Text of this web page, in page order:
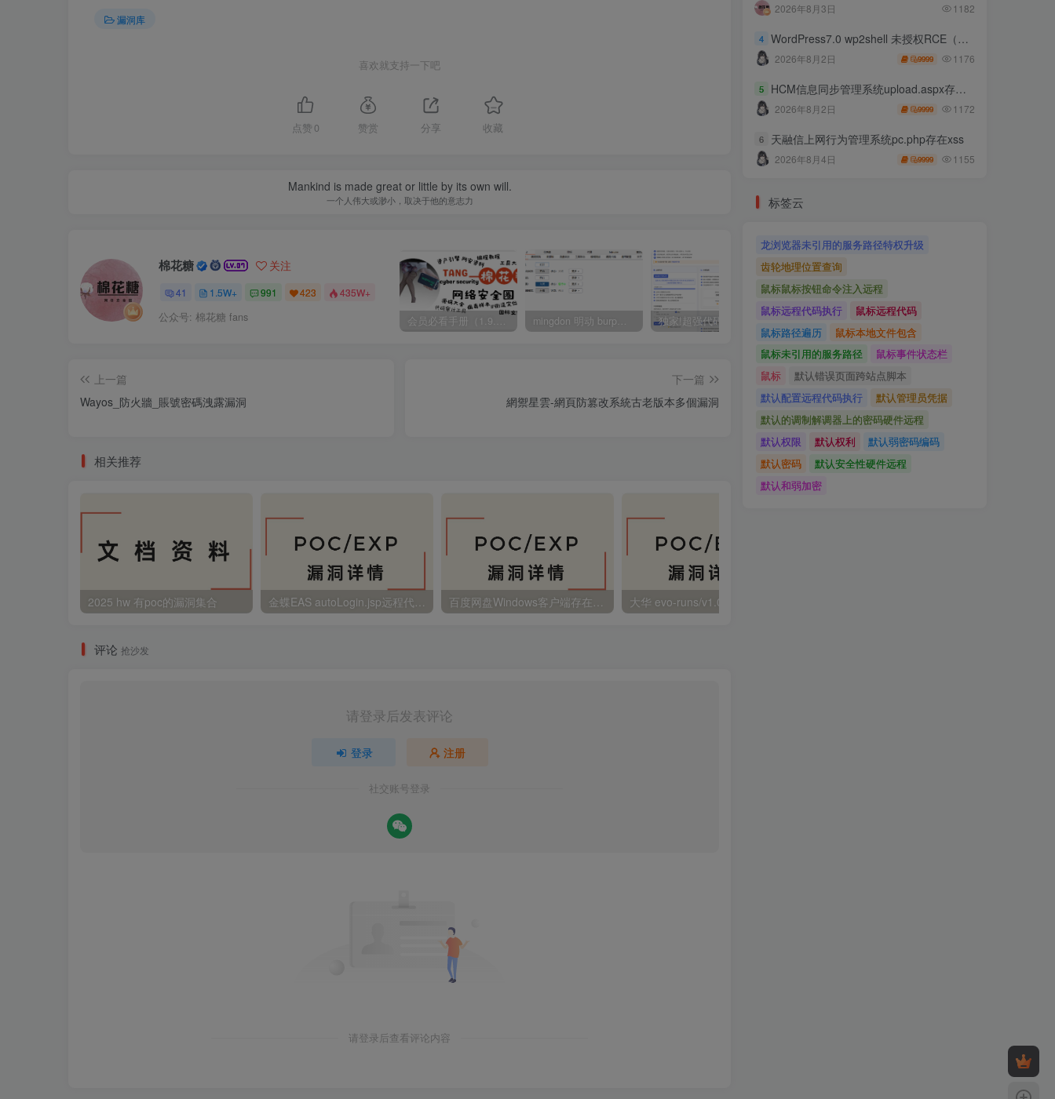
漏洞库
喜欢就支持一下吧
点赞 0 赞赏 分享 收藏
Mankind is made great or little by its own will.
一个人伟大或渺小，取决于他的意志力
棉花糖 关注
41 1.5W+ 991 423 435W+
公众号: 棉花糖 fans 2025 hw 有poc的漏洞集合
上一篇
Wayos_防火牆_賬號密碼洩露漏洞
下一篇
網禦星雲-網頁防篡改系統古老版本多個漏洞
相关推荐
2025 hw 有poc的漏洞集合
评论 抢沙发
请登录后发表评论
登录 注册
社交账号登录
请登录后查看评论内容
2026年8月3日 1182
4 WordPress7.0 wp2shell 未授权RCE（CVE-2026-63030 CVE-2026-60137）
2026年8月2日 9999 1176
5 HCM信息同步管理系统upload.aspx存在任意文件上传
2026年8月2日 9999 1172
6 天融信上网行为管理系统pc.php存在xss
2026年8月4日 9999 1155
标签云
龙浏览器未引用的服务路径特权升级
齿轮地理位置查询
鼠标鼠标按钮命令注入远程
鼠标远程代码执行
鼠标远程代码
鼠标路径遍历
鼠标本地文件包含
鼠标未引用的服务路径
鼠标事件状态栏
鼠标
默认错误页面跨站点脚本
默认配置远程代码执行
默认管理员凭据
默认的调制解调器上的密码硬件远程
默认权限
默认权利
默认弱密码编码
默认密码
默认安全性硬件远程
默认和弱加密